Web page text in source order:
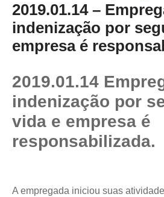
2019.01.14 –
indenização por
empresa é
2019.01.14
indenização por
vida e empresa é
responsabilizada.
A empregada iniciou suas